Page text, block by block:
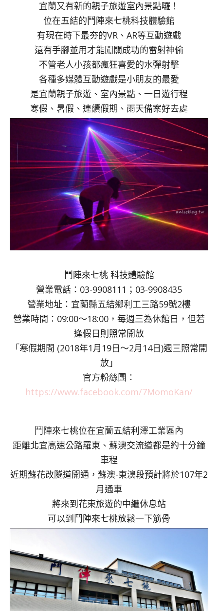
宜蘭又有新的親子旅遊室內景點囉！
位在五結的鬥陣來七桃科技體驗館
有現在時下最夯的VR、AR等互動遊戲
還有手腳並用才能闖關成功的雷射神偷
不管老人小孩都瘋狂喜愛的水彈射擊
各種多媒體互動遊戲是小朋友的最愛
是宜蘭親子旅遊、室內景點、一日遊行程
寒假、暑假、連續假期、雨天備案好去處
鬥陣來七桃 科技體驗館
營業電話：03-9908111；03-9908435
營業地址：宜蘭縣五結鄉利工三路59號2樓
營業時間：09:00～18:00，每週三為休館日，但若
逢假日則照常開放
「寒假期間 (2018年1月19日～2月14日)週三照常開
放」
官方粉絲團：
https://www.facebook.com/7MomoKan/
鬥陣來七桃位在宜蘭五結利澤工業區內
距離北宜高速公路羅東、蘇澳交流道都是約十分鐘
車程
近期蘇花改隧道開通，蘇澳-東澳段預計將於107年2
月通車
將來到花東旅遊的中繼休息站
可以到鬥陣來七桃放鬆一下筋骨